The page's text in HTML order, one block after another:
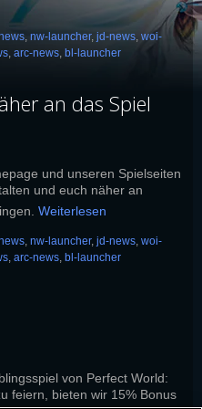
, nw-launcher, jd-news, woi-
, arc-news, bl-launcher
an das Spiel
und unseren Spielseiten
und euch näher an
Weiterlesen
, nw-launcher, jd-news, woi-
, arc-news, bl-launcher
von Perfect World:
feiern, bieten wir 15% Bonus